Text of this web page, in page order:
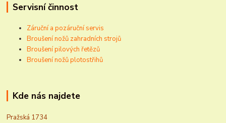
Servisní činnost
Záruční a pozáruční servis
Broušení nožů zahradních strojů
Broušení pilových řetězů
Broušení nožů plotostřihů
Kde nás najdete
Pražská 1734